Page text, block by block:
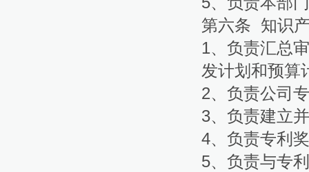
第六条 知识
1、负责汇总
发计划和预算
2、负责公司
3、负责建立
4、负责专利
5、负责与专